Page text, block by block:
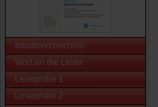
Inhaltsverzeichnis
Wort an die Leser
Leseprobe 1
Leseprobe 2